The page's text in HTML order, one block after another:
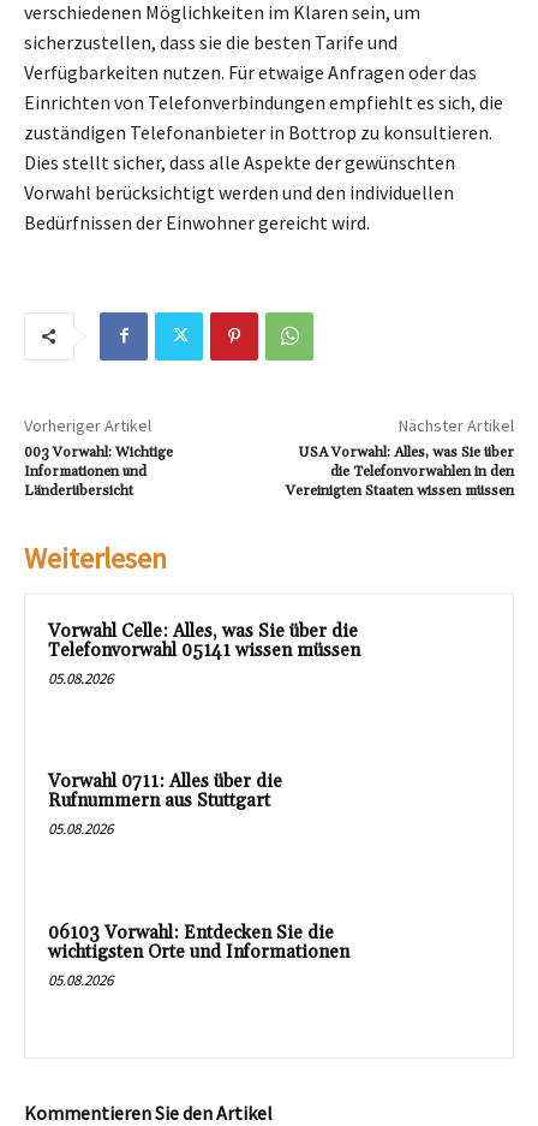
verschiedenen Möglichkeiten im Klaren sein, um
sicherzustellen, dass sie die besten Tarife und
Verfügbarkeiten nutzen. Für etwaige Anfragen oder das
Einrichten von Telefonverbindungen empfiehlt es sich, die
zuständigen Telefonanbieter in Bottrop zu konsultieren.
Dies stellt sicher, dass alle Aspekte der gewünschten
Vorwahl berücksichtigt werden und den individuellen
Bedürfnissen der Einwohner gereicht wird.
Vorheriger Artikel
003 Vorwahl: Wichtige
Informationen und
Länderübersicht
Nächster Artikel
USA Vorwahl: Alles, was Sie über
die Telefonvorwahlen in den
Vereinigten Staaten wissen müssen
Weiterlesen
Vorwahl Celle: Alles, was Sie über die
Telefonvorwahl 05141 wissen müssen
05.08.2026
Vorwahl 0711: Alles über die
Rufnummern aus Stuttgart
05.08.2026
06103 Vorwahl: Entdecken Sie die
wichtigsten Orte und Informationen
05.08.2026
Kommentieren Sie den Artikel